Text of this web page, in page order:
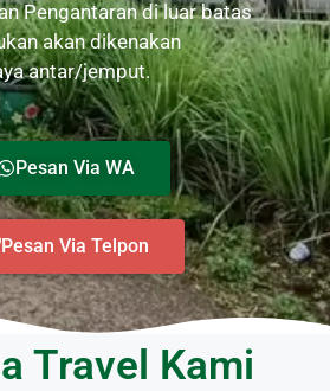
Pengantaran di luar batas
akan dikenakan
antar/jemput.
Pesan Via WA
Pesan Via Telpon
Travel Kami